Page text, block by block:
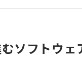
ソフトウ